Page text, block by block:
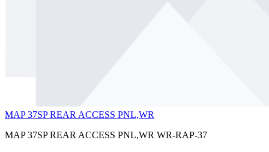
MAP 37SP REAR ACCESS PNL,WR
MAP 37SP REAR ACCESS PNL,WR WR-RAP-37